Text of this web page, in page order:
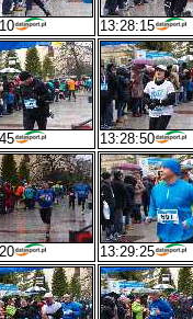
13:28:15
13:28:50
13:29:25